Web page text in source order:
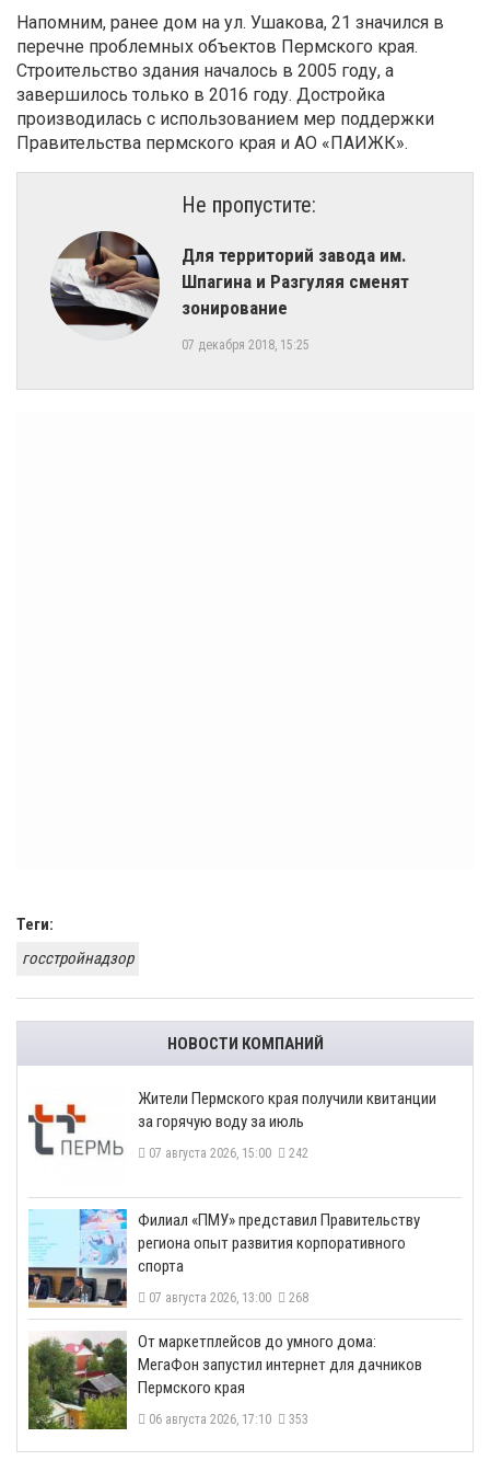
Напомним, ранее дом на ул. Ушакова, 21 значился в
перечне проблемных объектов Пермского края.
Строительство здания началось в 2005 году, а
завершилось только в 2016 году. Достройка
производилась с использованием мер поддержки
Правительства пермского края и АО «ПАИЖК».
Не пропустите:
Для территорий завода им.
Шпагина и Разгуляя сменят
зонирование
07 декабря 2018, 15:25
Теги:
госстройнадзор
НОВОСТИ КОМПАНИЙ
​Жители Пермского края получили квитанции
за горячую воду за июль
07 августа 2026, 15:00 242
​Филиал «ПМУ» представил Правительству
региона опыт развития корпоративного
спорта
07 августа 2026, 13:00 268
От маркетплейсов до умного дома:
МегаФон запустил интернет для дачников
Пермского края
06 августа 2026, 17:10 353